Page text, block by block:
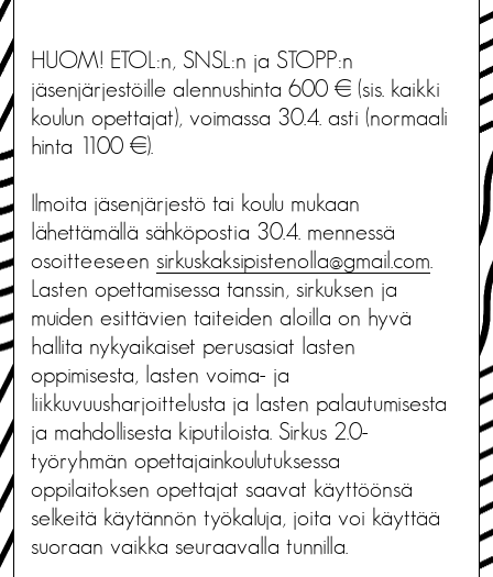
HUOM! ETOL:n, SNSL:n ja STOPP:n
jäsenjärjestöille alennushinta 600 € (sis. kaikki
koulun opettajat), voimassa 30.4. asti (normaali
hinta 1100 €).
Ilmoita jäsenjärjestö tai koulu mukaan
lähettämällä sähköpostia 30.4. mennessä
osoitteeseen sirkuskaksipistenolla@gmail. com
Lasten opettamisessa tanssin, sirkuksen ja
muiden esittävien taiteiden aloilla on hyvä
hallita nykyaikaiset perusasiat lasten
oppimisesta, lasten voima- ja
liikkuvuusharjoittelusta ja lasten palautumisesta
ja mahdollisesta kiputiloista. Sirkus 2.0-
työryhmän opettajainkoulutuksessa
oppilaitoksen opettajat saavat käyttöönsä
selkeitä käytännön työkaluja, joita voi käyttää
suoraan vaikka seuraavalla tunnilla.